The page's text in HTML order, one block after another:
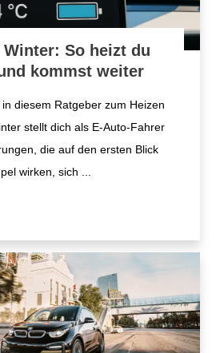
So heizt du
kommst weiter
diesem Ratgeber zum Heizen
stellt dich als E-Auto-Fahrer
die auf den ersten Blick
wirken, sich